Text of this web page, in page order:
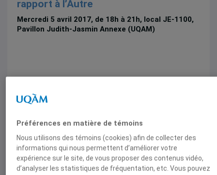
rapport à l’Autre
Mercredi 5 avril 2017, de 18h à 21h, local JE-1100,
Pavillon Judith-Jasmin Annexe (UQAM)
Retour de Série-choc! Médias et
minorités, partie 1
20 avril 2015,Paul Eid
Préférences en matière de témoins
Nous utilisons des témoins (cookies) afin de collecter des
informations qui nous permettent d’améliorer votre
expérience sur le site, de vous proposer des contenus vidéo,
d’analyser les statistiques de fréquentation, etc. Vous pouvez